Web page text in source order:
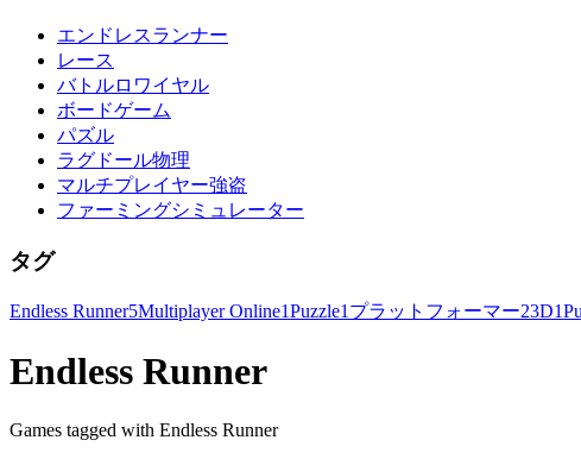
エンドレスランナー
レース
バトルロワイヤル
ボードゲーム
パズル
ラグドール物理
マルチプレイヤー強盗
ファーミングシミュレーター
タグ
Endless Runner5Multiplayer Online1Puzzle1 プラットフォーマー23D1
Endless Runner
Games tagged with Endless Runner